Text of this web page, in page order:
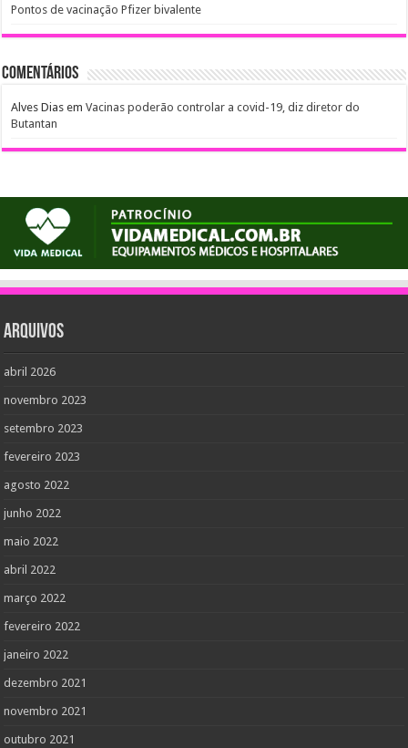
Pontos de vacinação Pfizer bivalente
Comentários
Alves Dias emVacinas poderão controlar a covid-19, diz diretor do
Butantan
Arquivos
abril 2026
novembro 2023
setembro 2023
fevereiro 2023
agosto 2022
junho 2022
maio 2022
abril 2022
março 2022
fevereiro 2022
janeiro 2022
dezembro 2021
novembro 2021
outubro 2021